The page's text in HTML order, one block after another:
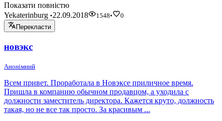
Показати повністю
Yekaterinburg •22.09.2018 1548•
0
Перекласти
новэкс
Анонімний
Всем привет. Проработала в Новэксе приличное время.
Пришла в компанию обычном продавцом, а уходила с
должности заместитель директора. Кажется круто, должность
такая, но не все так просто. За красивым ...